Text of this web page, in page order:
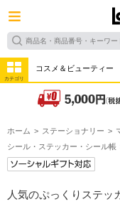
カテゴリ
コスメ＆ビューティー
ホーム ステーショナリー
シール・ステッカー・シール帳
人気のぷっくりステッ